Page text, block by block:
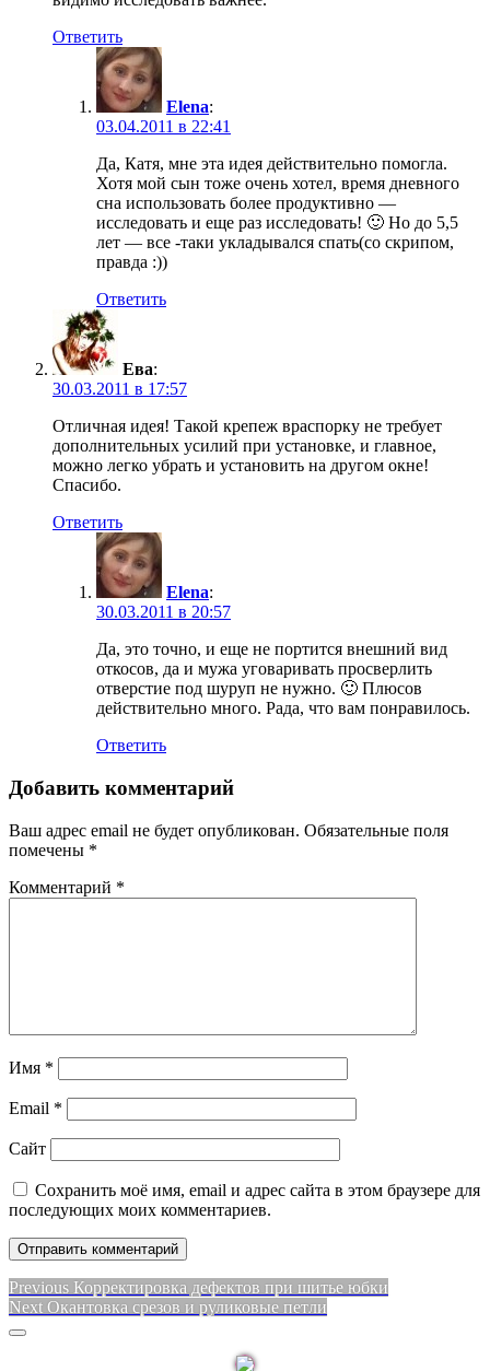
Ответить
Elena:
03.04.2011 в 22:41
Да, Катя, мне эта идея действительно помогла.
Хотя мой сын тоже очень хотел, время дневного
сна использовать более продуктивно —
исследовать и еще раз исследовать! 🙂 Но до 5,5
лет — все -таки укладывался спать(со скрипом,
правда :))
Ответить
Ева:
30.03.2011 в 17:57
Отличная идея! Такой крепеж враспорку не требует
дополнительных усилий при установке, и главное,
можно легко убрать и установить на другом окне!
Спасибо.
Ответить
Elena:
30.03.2011 в 20:57
Да, это точно, и еще не портится внешний вид
откосов, да и мужа уговаривать просверлить
отверстие под шуруп не нужно. 🙂 Плюсов
действительно много. Рада, что вам понравилось.
Ответить
Добавить комментарий
Ваш адрес email не будет опубликован. Обязательные поля
помечены *
Комментарий *
Имя *
Email *
Сайт
Сохранить моё имя, email и адрес сайта в этом браузере для
последующих моих комментариев.
Навигация
по
Previous Previous
post:
Корректировка дефектов при шитье юбки
Next Next
Окантовка срезов и руликовые петли
Sidebar